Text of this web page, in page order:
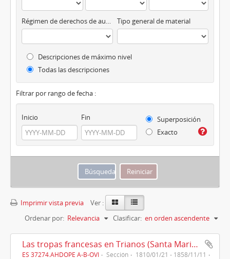
Régimen de derechos de autor Tipo general de material
Descripciones de máximo nivel
Todas las descripciones
Filtrar por rango de fecha :
Inicio Fin
Superposición
Exacto
Imprimir vista previa
Ver :
Ordenar por: Relevancia Clasificar: en orden ascendente
Las tropas francesas en Trianos (Santa Maria la Real de Trianos) (1810)
ES 37274.AHDOPE A-B-OVI Sección 1810/01/21 - 1858/11/11